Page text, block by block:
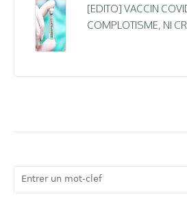
[EDITO] VACCIN
COMPLOTISME, NI